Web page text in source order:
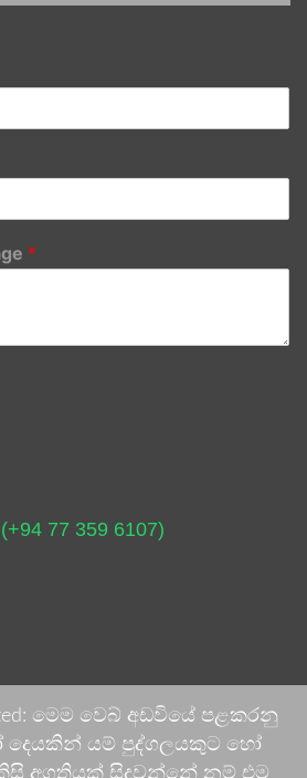
*
77 359 6107)
මෙම වෙබ් අඩවියේ පළකරනු
යම් පුද්ගලයකුට හෝ
අගතියක් සිදුවන්නේ නම් එම